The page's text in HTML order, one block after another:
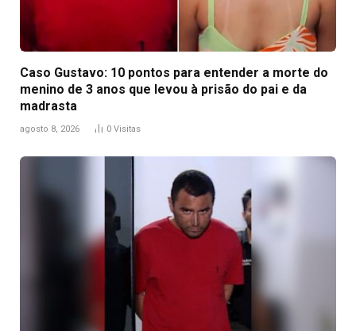
Caso Gustavo: 10 pontos para entender a morte do
menino de 3 anos que levou à prisão do pai e da
madrasta
agosto 8, 2026 0 Visitas